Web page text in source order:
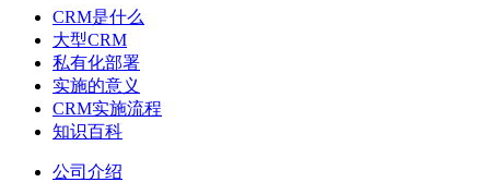
CRM是什么
大型CRM
私有化部署
实施的意义
CRM实施流程
知识百科
公司介绍